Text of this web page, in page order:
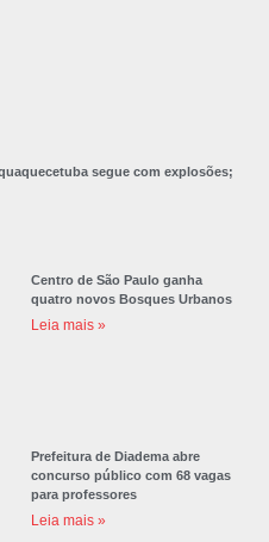
segue com explosões;
Centro de São Paulo ganha
quatro novos Bosques Urbanos
Leia mais »
Prefeitura de Diadema abre
concurso público com 68 vagas
para professores
Leia mais »